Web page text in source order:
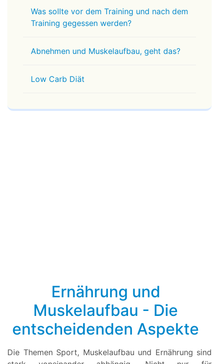
Was sollte vor dem Training und nach dem
Training gegessen werden?
Abnehmen und Muskelaufbau, geht das?
Low Carb Diät
Ernährung und
Muskelaufbau - Die
entscheidenden Aspekte
Die Themen Sport, Muskelaufbau und Ernährung sind